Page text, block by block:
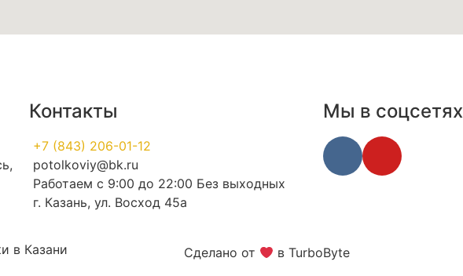
Контакты
+7 (843) 206-01-12
potolkoviy@bk.ru
Работаем с 9:00 до 22:00 Без выходных
г. Казань, ул. Восход 45а
Мы в соцсетях
в Казани Сделано от в TurboByte